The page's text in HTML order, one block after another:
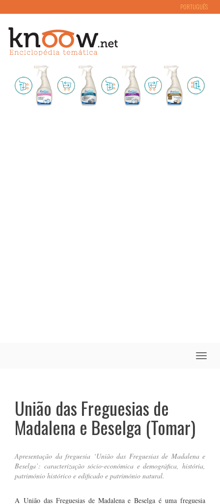
PORTUGUÊS
Toggle
União das Freguesias de
Madalena e Beselga (Tomar)
Apresentação da freguesia ‘União das Freguesias de Madalena e
Beselga’: caracterização sócio-económica e demográfica, história,
património histórico e edificado e património natural.
A União das Freguesias de Madalena e Beselga é uma freguesia